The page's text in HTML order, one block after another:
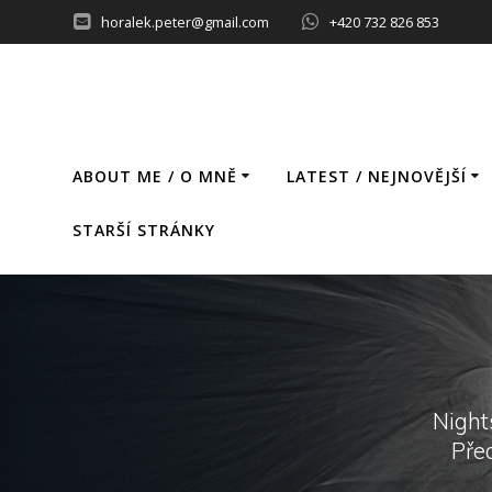
to
horalek.peter@gmail.com +420 732 826 853
ABOUT ME / O MNĚ LATEST / NEJNOVĚJŠÍ
STARŠÍ STRÁNKY